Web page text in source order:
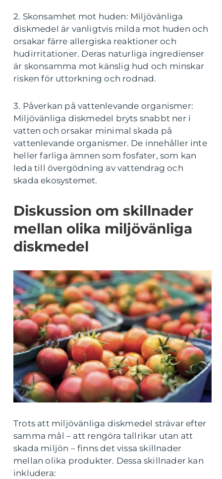
2. Skonsamhet mot huden: Miljövänliga
diskmedel är vanligtvis milda mot huden och
orsakar färre allergiska reaktioner och
hudirritationer. Deras naturliga ingredienser
är skonsamma mot känslig hud och minskar
risken för uttorkning och rodnad.
3. Påverkan på vattenlevande organismer:
Miljövänliga diskmedel bryts snabbt ner i
vatten och orsakar minimal skada på
vattenlevande organismer. De innehåller inte
heller farliga ämnen som fosfater, som kan
leda till övergödning av vattendrag och
skada ekosystemet.
Diskussion om skillnader
mellan olika miljövänliga
diskmedel
Trots att miljövänliga diskmedel strävar efter
samma mål – att rengöra tallrikar utan att
skada miljön – finns det vissa skillnader
mellan olika produkter. Dessa skillnader kan
inkludera: